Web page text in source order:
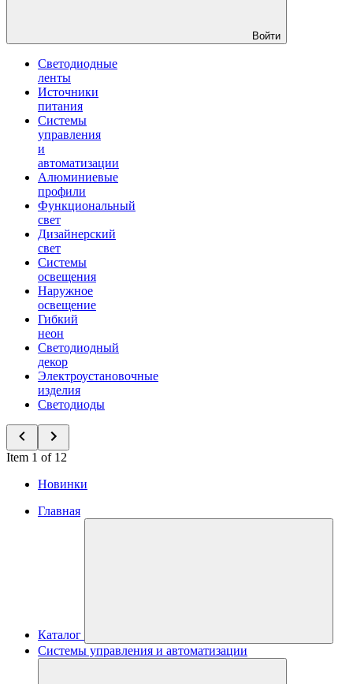
Войти
Светодиодные
ленты
Источники
питания
Системы
управления
и
автоматизации
Алюминиевые
профили
Функциональный
свет
Дизайнерский
свет
Системы
освещения
Наружное
освещение
Гибкий
неон
Светодиодный
декор
Электроустановочные
изделия
Светодиоды
Item 1 of 12
Новинки
Главная
Каталог
Системы управления и автоматизации